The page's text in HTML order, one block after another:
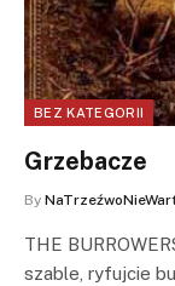
BEZ KATEGORII
Grzebacze
By
THE
szable, ryfujcie